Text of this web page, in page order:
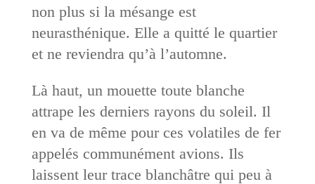
non plus si la mésange est
neurasthénique. Elle a quitté le quartier
et ne reviendra qu’à l’automne.
Là haut, un mouette toute blanche
attrape les derniers rayons du soleil. Il
en va de même pour ces volatiles de fer
appelés communément avions. Ils
laissent leur trace blanchâtre qui peu à